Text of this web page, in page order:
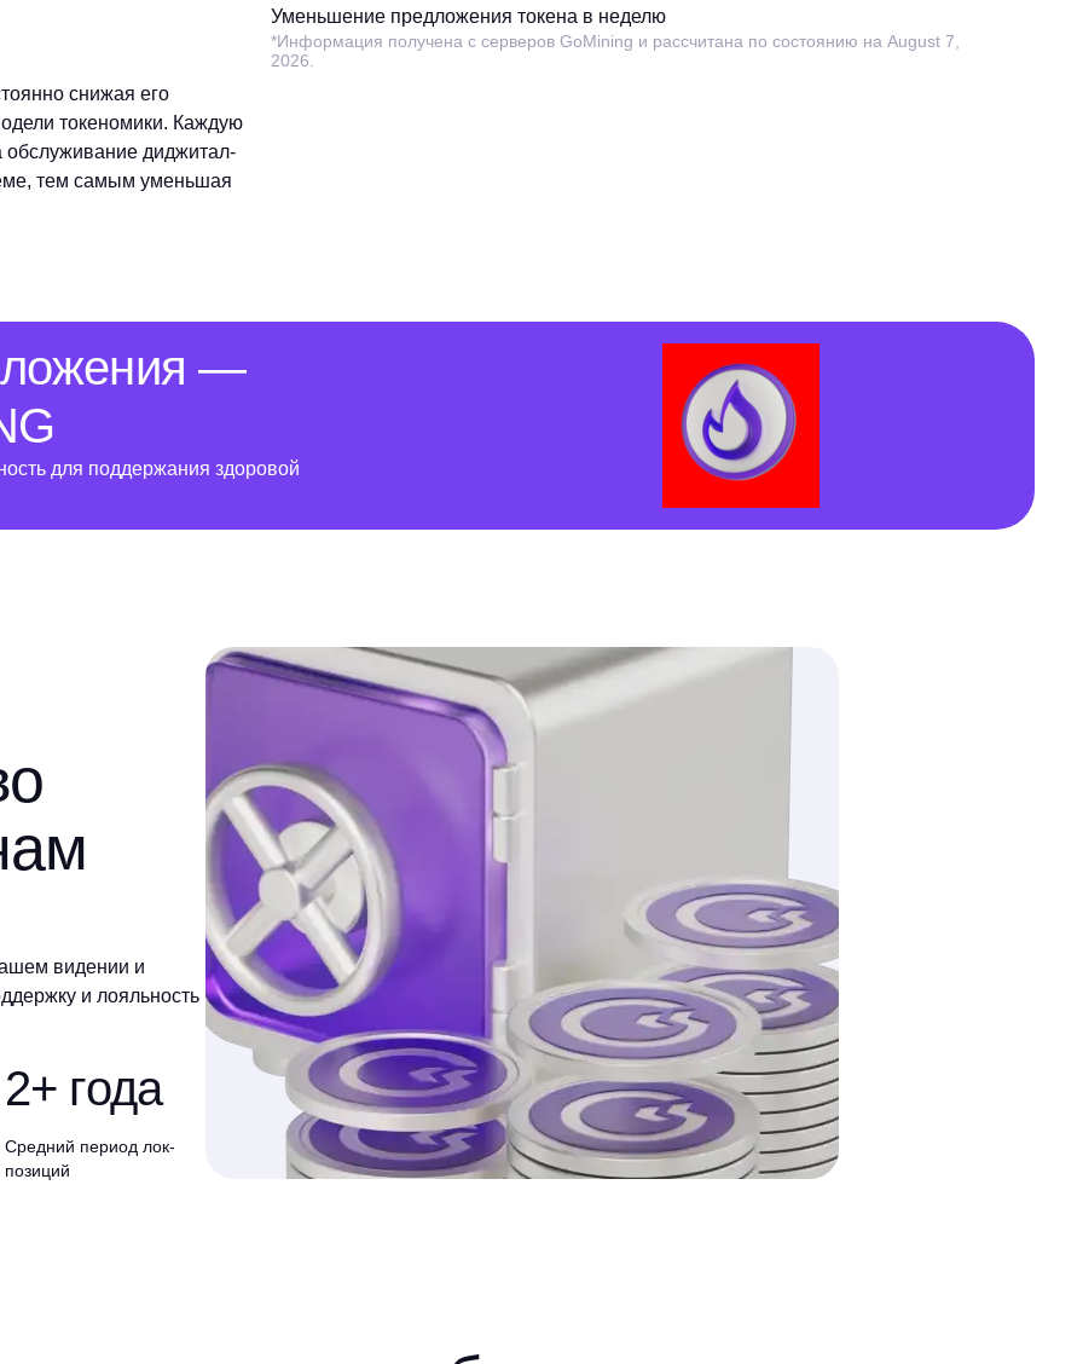
снижая его
токеномики. Каждую
диджитал-
тем самым уменьшая
Уменьшение предложения токена в неделю
*Информация получена с серверов GoMining и рассчитана по состоянию на August 7,
2026.
—
для поддержания здоровой
видении и
и лояльность
2+ года
Средний период лок-
позиций